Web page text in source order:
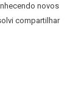
novos
compartilhar